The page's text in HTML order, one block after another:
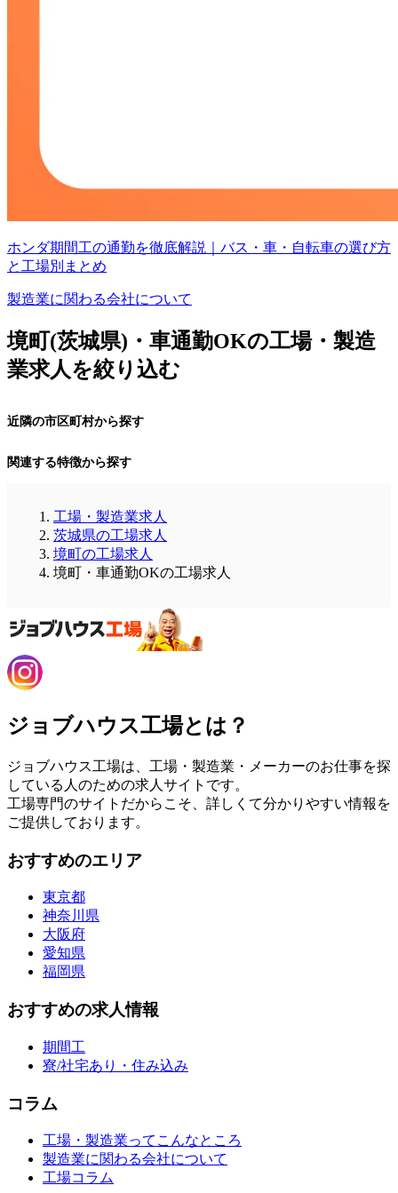
ホンダ期間工の通勤を徹底解説｜バス・車・自転車の選び方
と工場別まとめ
製造業に関わる会社について
境町(茨城県)・車通勤OKの工場・製造
業求人を絞り込む
近隣の市区町村から探す
関連する特徴から探す
工場・製造業求人
茨城県の工場求人
境町の工場求人
境町・車通勤OKの工場求人
ジョブハウス工場とは？
ジョブハウス工場は、工場・製造業・メーカーのお仕事を探
している人のための求人サイトです。
工場専門のサイトだからこそ、詳しくて分かりやすい情報を
ご提供しております。
おすすめのエリア
東京都
神奈川県
大阪府
愛知県
福岡県
おすすめの求人情報
期間工
寮/社宅あり・住み込み
コラム
工場・製造業ってこんなところ
製造業に関わる会社について
工場コラム